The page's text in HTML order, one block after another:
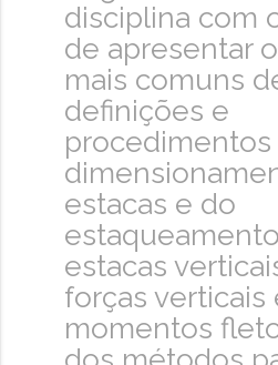
disciplina com
de apresentar
mais comuns
definições e
procedimentos
estacas e do
estacas
forças verticais
momentos